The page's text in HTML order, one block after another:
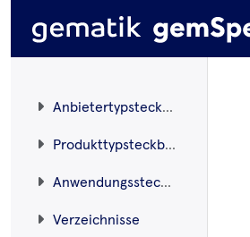
Anbietertypsteckbriefe
Produkttypsteckbriefe
Anwendungssteckbriefe
Verzeichnisse